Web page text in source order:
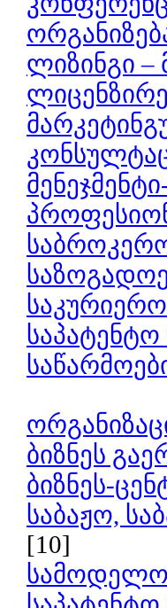
ლიზინგი –
საპატენტო
ბიზნეს
ბიზნეს-
საბაჟო,
[10]
სამოდელო